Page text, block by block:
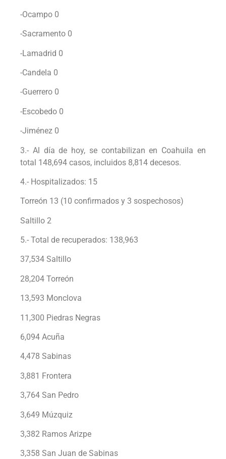
-Ocampo 0
-Sacramento 0
-Lamadrid 0
-Candela 0
-Guerrero 0
-Escobedo 0
-Jiménez 0
3.- Al día de hoy, se contabilizan en Coahuila en
total 148,694 casos, incluidos 8,814 decesos.
4.- Hospitalizados: 15
Torreón 13 (10 confirmados y 3 sospechosos)
Saltillo 2
5.- Total de recuperados: 138,963
37,534 Saltillo
28,204 Torreón
13,593 Monclova
11,300 Piedras Negras
6,094 Acuña
4,478 Sabinas
3,881 Frontera
3,764 San Pedro
3,649 Múzquiz
3,382 Ramos Arizpe
3,358 San Juan de Sabinas